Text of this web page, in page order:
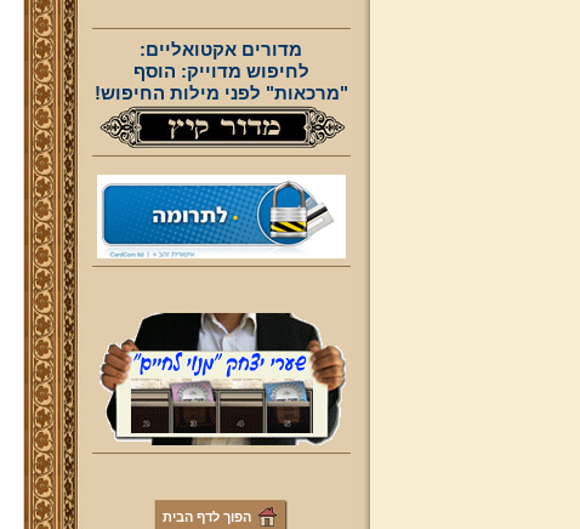
מדורים אקטואליים:
לחיפוש מדוייק: הוסף
"מרכאות" לפני מילות החיפוש!
הפוך לדף הבית